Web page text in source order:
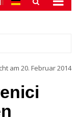
am 20. Februar 2014